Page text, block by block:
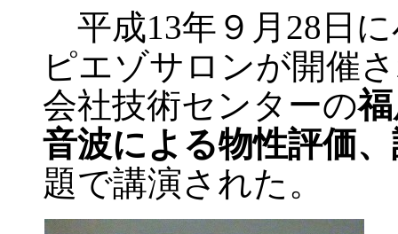
平成13年９月28日
ピエゾサロンが開催
会社技術センターの
音波による物性評価
題で講演された。